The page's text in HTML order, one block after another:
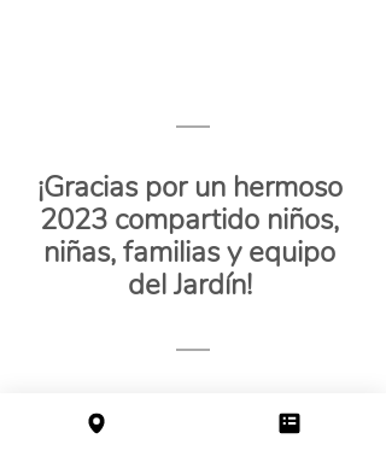
¡Gracias por un hermoso
2023 compartido niños,
niñas, familias y equipo
del Jardín!